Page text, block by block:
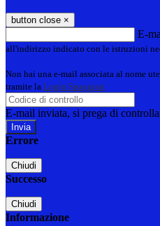
button close ×
E-
all'indirizzo indicato con le istruzioni
Non hai una e-mail associata al nome
tramite la Login Spaggiari
E-mail inviata, si prega di
Errore
Chiudi
Successo
Chiudi
Informazione